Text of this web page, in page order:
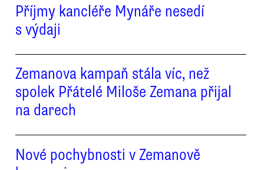
Příjmy kancléře Mynáře nesedí
s výdaji
Zemanova kampaň stála víc, než
spolek Přátelé Miloše Zemana přijal
na darech
Nové pochybnosti v Zemanově